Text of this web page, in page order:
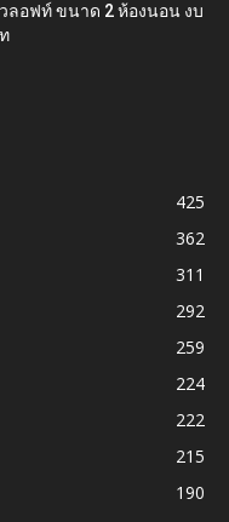
ลอฟท์ ขนาด 2 ห้องนอน งบ
425
362
311
292
259
224
222
215
190